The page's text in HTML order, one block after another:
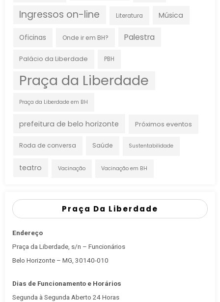
Ingressos on-line Literatura Música
Oficinas Onde ir em BH? Palestra
Palácio da Liberdade PBH
Praça da Liberdade
Praça da Liberdade em BH
prefeitura de belo horizonte Próximos eventos
Roda de conversa Saúde Sustentabilidade
teatro Vacinação Vacinação em BH
Praça Da Liberdade
Endereço
Praça da Liberdade, s/n – Funcionários
Belo Horizonte – MG, 30140-010
Dias de Funcionamento e Horários
Segunda à Segunda Aberto 24 Horas